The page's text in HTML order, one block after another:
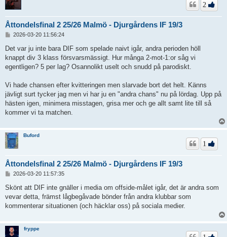
Åttondelsfinal 2 25/26 Malmö - Djurgårdens IF 19/3
2
l
g
g
2026-03-20 11:56:24
Det var ju inte bara DIF som spelade naivt igår, andra perioden höll
knappt div 3 klass försvarsmässigt. Hur många 2-mot-1:or såg vi
egentligen? 5 per lag? Osannolikt uselt och snudd på parodiskt.
Vi hade chansen efter kvitteringen men slarvade bort det helt. Känns
jävligt surt tycker jag men vi har ju en "andra chans" nu på lördag. Upp på
hästen igen, minimera misstagen, grisa mer och ge allt samt lite till så
kommer vi ta matchen.
Buford
Åttondelsfinal 2 25/26 Malmö - Djurgårdens IF 19/3
1
l
g
g
2026-03-20 11:57:35
Skönt att DIF inte gnäller i media om offside-målet igår, det är andra som
vevar detta, främst lågbegåvade bönder från andra klubbar som
kommenterar situationen (och häcklar oss) på sociala medier.
fryppe